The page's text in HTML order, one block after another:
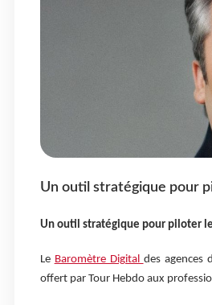
Un outil stratégique pour
Un outil stratégique pour piloter
Le Baromètre Digital des agences
offert par Tour Hebdo aux